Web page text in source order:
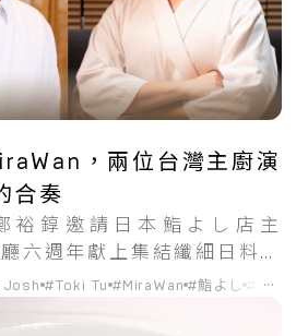
，兩位台灣主廚演
合奏
裕錞邀請日本鮨よし店主
六週年獻上集結纖細日料和
定套餐。
Josh #Toki Tu #MiraWan #鮨よし #餐會
...